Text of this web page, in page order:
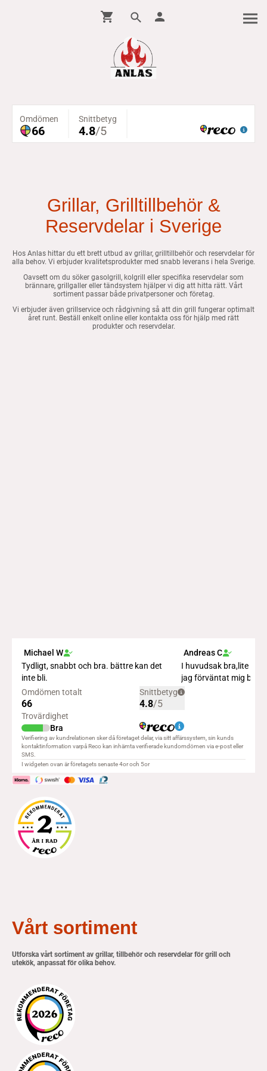
Grillar, Grilltillbehör &
Reservdelar i Sverige
Hos Anlas hittar du ett brett utbud av grillar, grilltillbehör och reservdelar för
alla behov. Vi erbjuder kvalitetsprodukter med snabb leverans i hela Sverige.
Oavsett om du söker gasolgrill, kolgrill eller specifika reservdelar som
brännare, grillgaller eller tändsystem hjälper vi dig att hitta rätt. Vårt
sortiment passar både privatpersoner och företag.
Vi erbjuder även grillservice och rådgivning så att din grill fungerar optimalt
året runt. Beställ enkelt online eller kontakta oss för hjälp med rätt
produkter och reservdelar.
Vårt sortiment
Utforska vårt sortiment av grillar, tillbehör och reservdelar för grill och
utekök, anpassat för olika behov.